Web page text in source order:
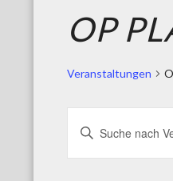
OP
Veranstaltungen
SUCHE
Bitte